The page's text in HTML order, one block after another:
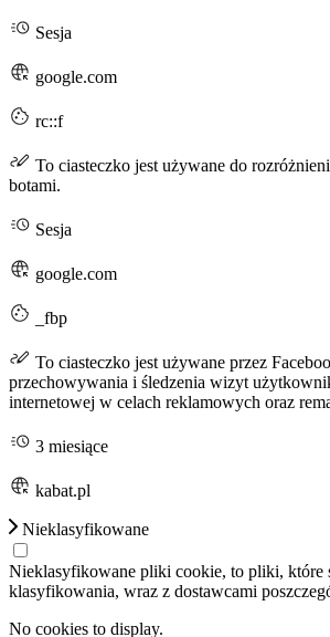
Sesja
google.com
rc::f
To ciasteczko jest używane do
botami.
Sesja
google.com
_fbp
To ciasteczko jest używane przez
przechowywania i śledzenia wizyt
internetowej w celach reklamowych oraz
3 miesiące
kabat.pl
Nieklasyfikowane
Nieklasyfikowane pliki cookie, to pliki, które
klasyfikowania, wraz z dostawcami
No cookies to display.